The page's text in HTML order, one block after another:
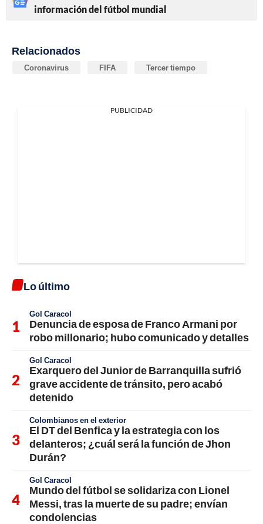
información del fútbol mundial
Relacionados
Coronavirus FIFA Tercer tiempo
PUBLICIDAD
Lo último
Gol Caracol
Denuncia de esposa de Franco Armani por
robo millonario; hubo comunicado y detalles
Gol Caracol
Exarquero del Junior de Barranquilla sufrió
grave accidente de tránsito, pero acabó
detenido
Colombianos en el exterior
El DT del Benfica y la estrategia con los
delanteros; ¿cuál será la función de Jhon
Durán?
Gol Caracol
Mundo del fútbol se solidariza con Lionel
Messi, tras la muerte de su padre; envían
condolencias